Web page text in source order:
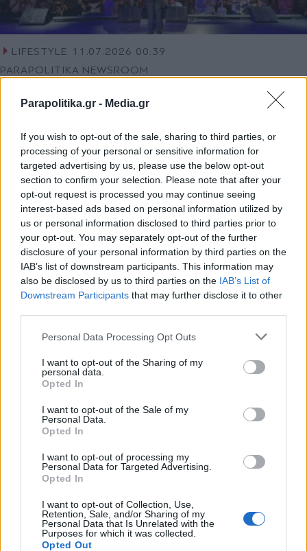
Parapolitika.gr - Media.gr
If you wish to opt-out of the sale, sharing to third parties, or
processing of your personal or sensitive information for
targeted advertising by us, please use the below opt-out
section to confirm your selection. Please note that after your
opt-out request is processed you may continue seeing
interest-based ads based on personal information utilized by
us or personal information disclosed to third parties prior to
your opt-out. You may separately opt-out of the further
disclosure of your personal information by third parties on the
IAB’s list of downstream participants. This information may
also be disclosed by us to third parties on the IAB’s List of
Downstream Participants that may further disclose it to other
Personal Data Processing Opt Outs
I want to opt-out of the Sharing of my
personal data.
Opted In
I want to opt-out of the Sale of my
Personal Data.
Opted In
I want to opt-out of processing my
Personal Data for Targeted Advertising.
Opted In
I want to opt-out of Collection, Use,
Retention, Sale, and/or Sharing of my
Personal Data that Is Unrelated with the
Purposes for which it was collected.
Opted Out
LIFESTYLE 11.07.2026 00:39
PARAPOLITIKA NEWSROOM
"πανικό" με τη δεύτερη sold out
συναυλία στην Κωνσταντινούπολη
(Βίντεο)
PARAPOLITIKA NEWSROOM
Κωνσταντίνος Αργυρός: Φιλανθρωπική
συναυλία στην Κωνσταντινούπολη για τα
150 χρόνια του ιστορικού Ζαππείου
Λυκείου - Παρουσία Βαρθολομαίου με
sold out στο Harbiye
Εγγραφή στο newsletter
Αποδέχομαι τους
και την πολιτική απορρήτου
X